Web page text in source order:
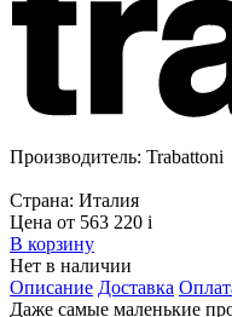
Производитель: Trabattoni
Страна: Италия
Цена от 563 220 i
В корзину
Нет в наличии
Описание Доставка
Даже самые маленькие